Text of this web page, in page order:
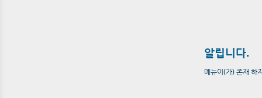
알립니다.
메뉴이(가) 존재 하